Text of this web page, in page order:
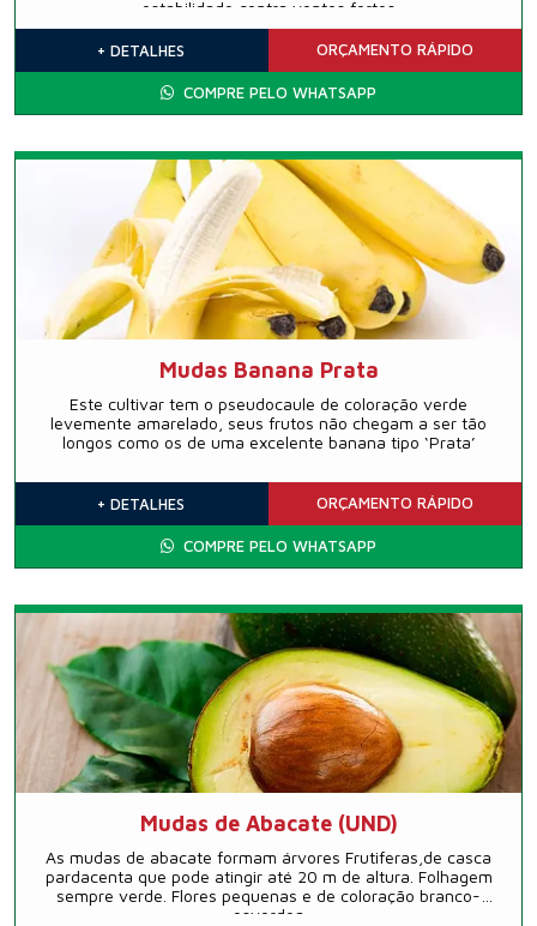
estabilidade contra ventos fortes
+ DETALHES ORÇAMENTO RÁPIDO
COMPRE PELO WHATSAPP
Mudas Banana Prata
Este cultivar tem o pseudocaule de coloração verde
levemente amarelado, seus frutos não chegam a ser tão
longos como os de uma excelente banana tipo ‘Prata’
+ DETALHES ORÇAMENTO RÁPIDO
COMPRE PELO WHATSAPP
Mudas de Abacate (UND)
As mudas de abacate formam árvores Frutiferas,de casca
pardacenta que pode atingir até 20 m de altura. Folhagem
sempre verde. Flores pequenas e de coloração branco-
esverdea